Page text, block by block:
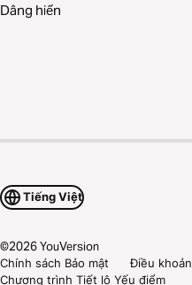
Dâng hiến
Tiếng Việt
©2026YouVersion
Chính sách Bảo mật
Điều khoản
Chương trình Tiết lộ Yếu điểm